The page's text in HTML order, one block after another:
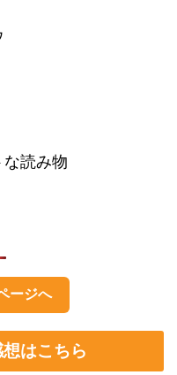
な読み物
ージへ
はこちら